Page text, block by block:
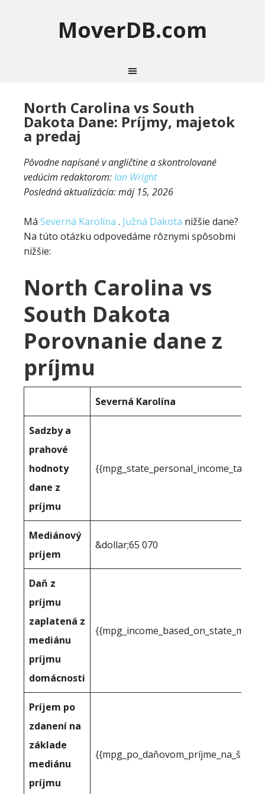
MoverDB.com
North Carolina vs South
Dakota Dane: Príjmy, majetok
a predaj
Pôvodne napísané v angličtine a skontrolované
vedúcim redaktorom:Ian Wright
Posledná aktualizácia:máj 15, 2026
Má Severná Karolína . Južná Dakota nižšie dane?
Na túto otázku odpovedáme rôznymi spôsobmi
nižšie:
North Carolina vs
South Dakota
Porovnanie dane z
príjmu
Severná Karolína
Sadzby a
prahové
hodnoty
dane z
príjmu
Mediánový
príjem
&dollar;65 070
Daň z
príjmu
zaplatená z
mediánu
príjmu
domácnosti
Príjem po
zdanení na
základe
mediánu
príjmu